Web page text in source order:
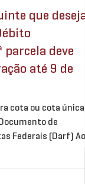
que deseja
deve
até 9 de
cota ou cota única
de
Federais (Darf) Ao